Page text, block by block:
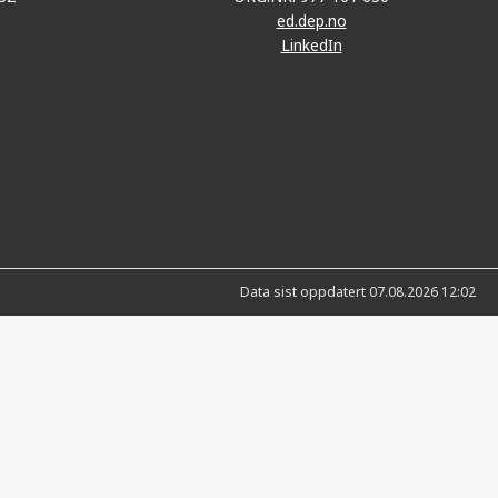
ed.dep.no
LinkedIn
Data sist oppdatert 07.08.2026 12:02